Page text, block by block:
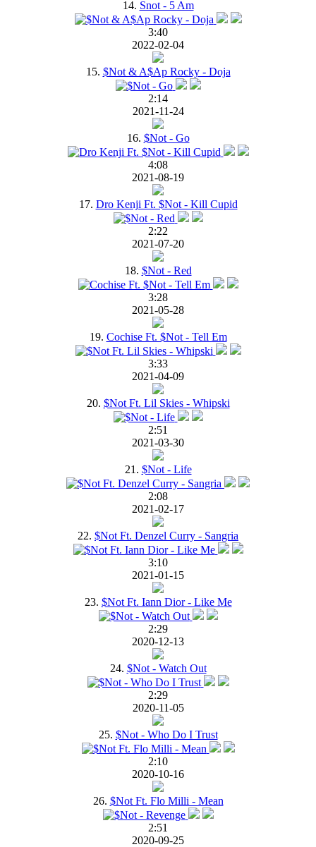
14. Snot - 5 Am
3:40
2022-02-04
15. $Not & A$Ap Rocky - Doja
2:14
2021-11-24
16. $Not - Go
4:08
2021-08-19
17. Dro Kenji Ft. $Not - Kill Cupid
2:22
2021-07-20
18. $Not - Red
3:28
2021-05-28
19. Cochise Ft. $Not - Tell Em
3:33
2021-04-09
20. $Not Ft. Lil Skies - Whipski
2:51
2021-03-30
21. $Not - Life
2:08
2021-02-17
22. $Not Ft. Denzel Curry - Sangria
3:10
2021-01-15
23. $Not Ft. Iann Dior - Like Me
2:29
2020-12-13
24. $Not - Watch Out
2:29
2020-11-05
25. $Not - Who Do I Trust
2:10
2020-10-16
26. $Not Ft. Flo Milli - Mean
2:51
2020-09-25